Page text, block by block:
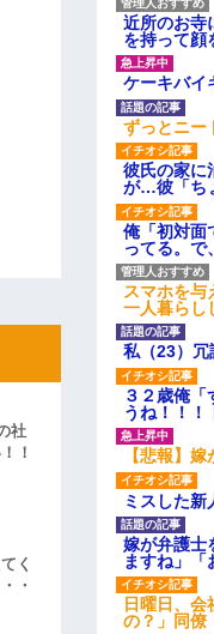
近所のお寺
を持って顔
ケーキバイ
ずっとニー
彼氏の家に
が…彼「ち
俺「初対面
ってる。
スマホを与
一人暮らし
私（23）冗
３２歳俺
うね！！
【悲報】
ミスした新
嫁が弁護士
ますね」「
日曜日、
の？」同僚
社
！
く
・